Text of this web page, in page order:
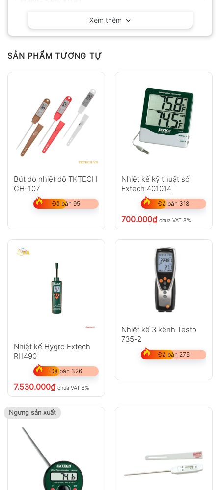
Xem thêm
SẢN PHẨM TƯƠNG TỰ
Bút đo nhiệt độ TKTECH
CH-107
Đã bán 95
Nhiệt kế kỹ thuật số
Extech 401014
Đã bán 318
700.000₫ chưa VAT 8%
Nhiệt kế Hygro Extech
RH490
Đã bán 326
7.530.000₫ chưa VAT 8%
Nhiệt kế 3 kênh Testo
735-2
Đã bán 275
Ngưng sản xuất